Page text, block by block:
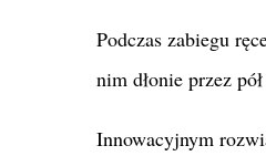
Podczas zabiegu
nim dłonie przez
Innowacyjnym